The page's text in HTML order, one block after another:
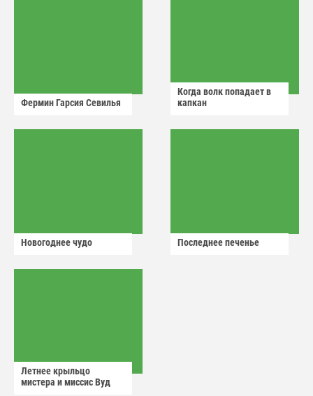
Фермин Гарсия Севилья
Когда волк попадает в
капкан
Новогоднее чудо Последнее печенье
Летнее крыльцо
мистера и миссис Вуд